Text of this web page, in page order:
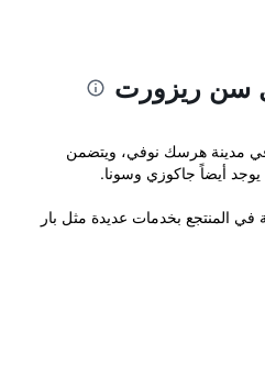
سن ريزورت
المصنف 4 نجوم في مدينة هرسك نوفي، ويتضمن
أيضاً جاكوزي وسونا.
المنتجع بخدمات عديدة مثل بار